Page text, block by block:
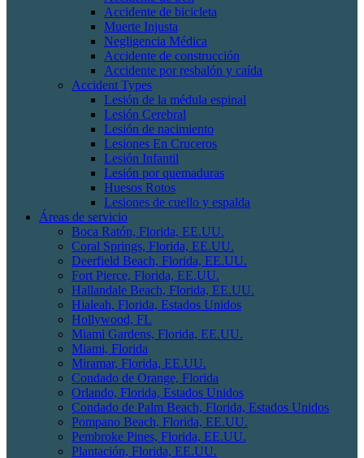
Accidente de bicicleta
Muerte Injusta
Negligencia Médica
Accidente de construcción
Accidente por resbalón y caída
Accident Types
Lesión de la médula espinal
Lesión Cerebral
Lesión de nacimiento
Lesiones En Cruceros
Lesión Infantil
Lesión por quemaduras
Huesos Rotos
Lesiones de cuello y espalda
Áreas de servicio
Boca Ratón, Florida, EE.UU.
Coral Springs, Florida, EE.UU.
Deerfield Beach, Florida, EE.UU.
Fort Pierce, Florida, EE.UU.
Hallandale Beach, Florida, EE.UU.
Hialeah, Florida, Estados Unidos
Hollywood, FL
Miami Gardens, Florida, EE.UU.
Miami, Florida
Miramar, Florida, EE.UU.
Condado de Orange, Florida
Orlando, Florida, Estados Unidos
Condado de Palm Beach, Florida, Estados Unidos
Pompano Beach, Florida, EE.UU.
Pembroke Pines, Florida, EE.UU.
Plantación, Florida, EE.UU.